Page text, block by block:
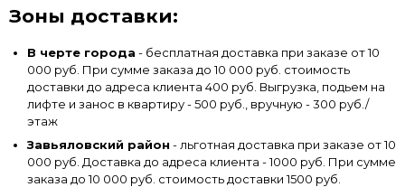
Зоны доставки:
В черте города - бесплатная доставка при заказе от 10
000 руб. При сумме заказа до 10 000 руб. стоимость
доставки до адреса клиента 400 руб. Выгрузка, подьем на
лифте и занос в квартиру - 500 руб., вручную - 300 руб./
этаж
Завьяловский район - льготная доставка при заказе от 10
000 руб. Доставка до адреса клиента - 1000 руб. При сумме
заказа до 10 000 руб. стоимость доставки 1500 руб.